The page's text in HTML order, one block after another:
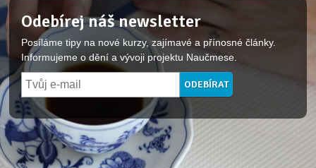
Odebírej náš newsletter
Posíláme tipy na nové kurzy, zajímavé a přínosné články.
Informujeme o dění a vývoji projektu Naučmese.